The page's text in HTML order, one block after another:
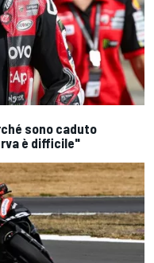
sono caduto
è difficile"